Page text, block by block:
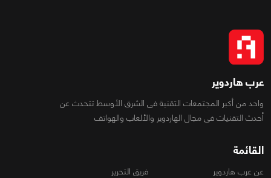
عرب هاردوير
واحد من أكبر المجتمعات التقنية فى الشرق الأوسط تتحدث عن
أحدث التقنيات فى مجال الهاردوير والألعاب والهواتف
القائمة
عن عرب هاردوير فريق التحرير